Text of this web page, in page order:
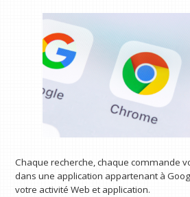
Chaque recherche, chaque commande
dans une application appartenant à
votre activité Web et application.